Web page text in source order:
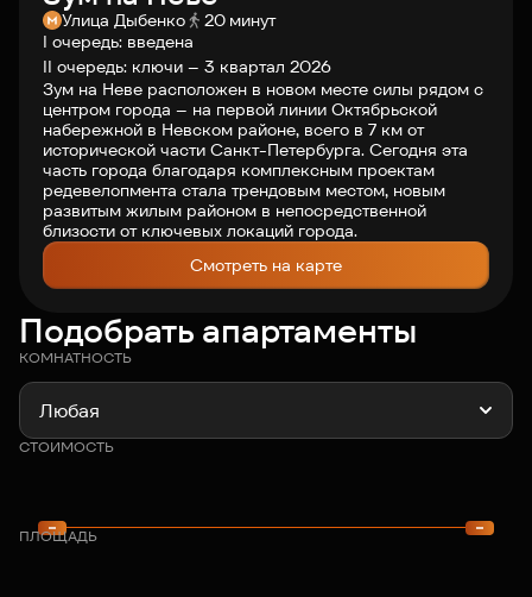
О компании
Клиентам
Контакты
Связаться с нами
+7 812 703-55-55
Улица Дыбенко
20 минут
I очередь: введена
II очередь: ключи – 3 квартал 2026
Зум на Неве расположен в новом месте силы рядом с
центром города – на первой линии Октябрьской
набережной в Невском районе, всего в 7 км от
исторической части Санкт-Петербурга. Сегодня эта
часть города благодаря комплексным проектам
редевелопмента стала трендовым местом, новым
развитым жилым районом в непосредственной
близости от ключевых локаций города.
Смотреть на карте
Подобрать апартаменты
КОМНАТНОСТЬ
Любая
СТОИМОСТЬ
ПЛОЩАДЬ